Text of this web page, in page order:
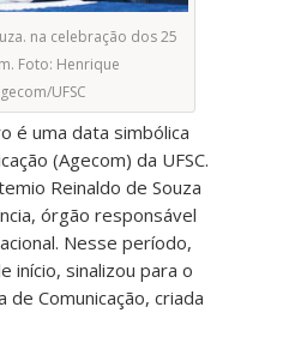
na celebração dos 25
Foto: Henrique
UFSC
é uma data simbólica
(Agecom) da UFSC.
Reinaldo de Souza
órgão responsável
Nesse período,
início, sinalizou para o
Comunicação, criada